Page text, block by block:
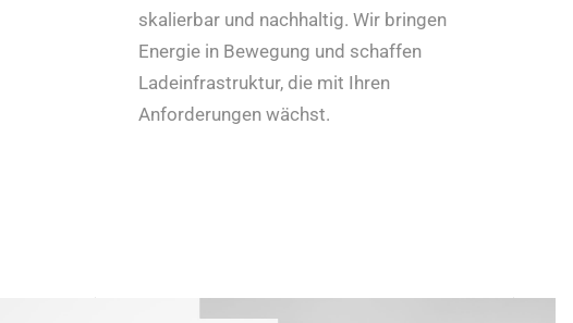
skalierbar und nachhaltig. Wir bringen
Energie in Bewegung und schaffen
Ladeinfrastruktur, die mit Ihren
Anforderungen wächst.